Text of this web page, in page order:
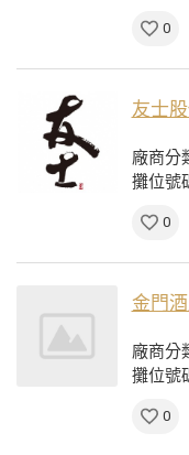
0
友士
廠商分
攤位號
0
金門
廠商分
攤位號
0